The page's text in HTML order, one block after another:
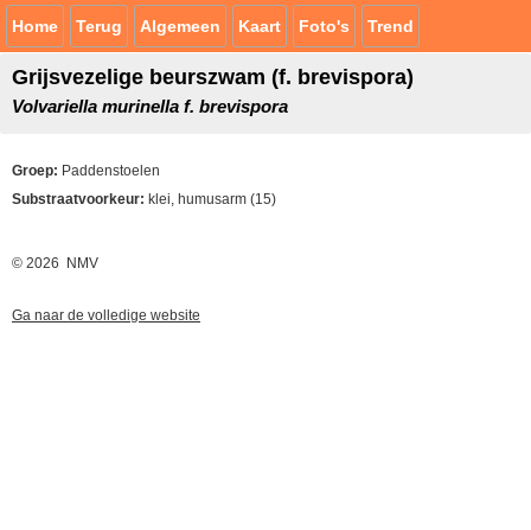
Home Terug Algemeen Kaart Foto's Trend
Grijsvezelige beurszwam (f. brevispora)
Volvariella murinella f. brevispora
Groep: Paddenstoelen
Substraatvoorkeur: klei, humusarm (15)
© 2026 NMV
Ga naar de volledige website